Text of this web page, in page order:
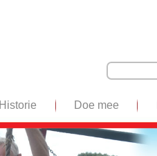
Historie Doe mee